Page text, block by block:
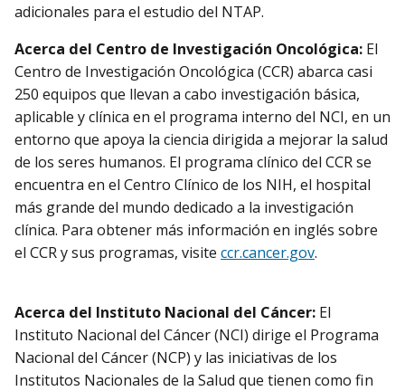
adicionales para el estudio del NTAP.
Acerca del Centro de Investigación Oncológica: El
Centro de Investigación Oncológica (CCR) abarca casi
250 equipos que llevan a cabo investigación básica,
aplicable y clínica en el programa interno del NCI, en un
entorno que apoya la ciencia dirigida a mejorar la salud
de los seres humanos. El programa clínico del CCR se
encuentra en el Centro Clínico de los NIH, el hospital
más grande del mundo dedicado a la investigación
clínica. Para obtener más información en inglés sobre
el CCR y sus programas, visite ccr.cancer.gov.
Acerca del Instituto Nacional del Cáncer: El
Instituto Nacional del Cáncer (NCI) dirige el Programa
Nacional del Cáncer (NCP) y las iniciativas de los
Institutos Nacionales de la Salud que tienen como fin